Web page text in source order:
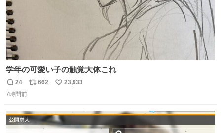
学年の可愛い子の触覚大体これ
返
信
24
リ
ト
数
662
い
数
23,933
7時間前